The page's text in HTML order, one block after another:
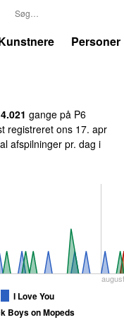
Personer
4.021 gange på P6
registreret ons 17. apr
afspilninger pr. dag i
august
I Love You
Boys on Mopeds